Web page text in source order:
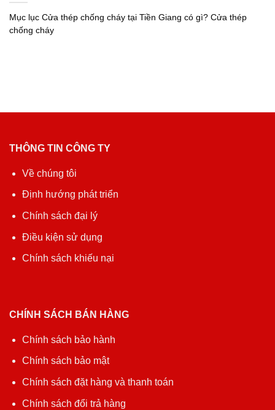
Mục lục Cửa thép chống cháy tại Tiền Giang có gì? Cửa thép
chống cháy
THÔNG TIN CÔNG TY
Về chúng tôi
Định hướng phát triển
Chính sách đại lý
Điều kiện sử dụng
Chính sách khiếu nại
CHÍNH SÁCH BÁN HÀNG
Chính sách bảo hành
Chính sách bảo mật
Chính sách đặt hàng và thanh toán
Chính sách đổi trả hàng